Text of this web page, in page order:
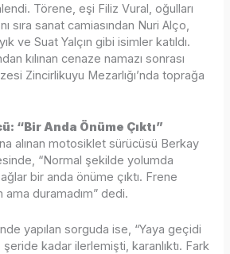
Törene, eşi Filiz Vural, oğulları
sıra sanat camiasından Nuri Alço,
ve Suat Yalçın gibi isimler katıldı.
kılınan cenaze namazı sonrası
Zincirlikuyu Mezarlığı’nda toprağa
“Bir Anda Önüme Çıktı”
alınan motosiklet sürücüsü Berkay
“Normal şekilde yolumda
bir anda önüme çıktı. Frene
ama duramadım” dedi.
yapılan sorguda ise, “Yaya geçidi
şeride kadar ilerlemişti, karanlıktı. Fark